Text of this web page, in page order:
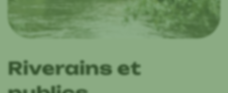
Riverains et